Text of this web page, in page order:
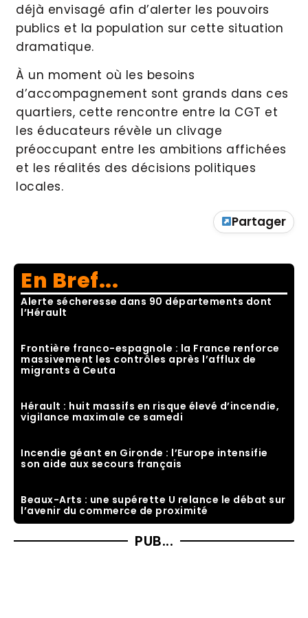
déjà envisagé afin d’alerter les pouvoirs
publics et la population sur cette situation
dramatique.
À un moment où les besoins
d’accompagnement sont grands dans ces
quartiers, cette rencontre entre la CGT et
les éducateurs révèle un clivage
préoccupant entre les ambitions affichées
et les réalités des décisions politiques
locales.
Partager
En Bref...
Alerte sécheresse dans 90 départements dont
l’Hérault
Frontière franco-espagnole : la France renforce
massivement les contrôles après l’afflux de
migrants à Ceuta
Hérault : huit massifs en risque élevé d’incendie,
vigilance maximale ce samedi
Incendie géant en Gironde : l’Europe intensifie
son aide aux secours français
Beaux-Arts : une supérette U relance le débat sur
l’avenir du commerce de proximité
PUB...